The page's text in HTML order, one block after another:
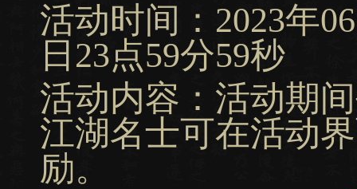
活动时间：2023年
日23点59分59秒
活动内容：活动期
江湖名士可在活动
励。